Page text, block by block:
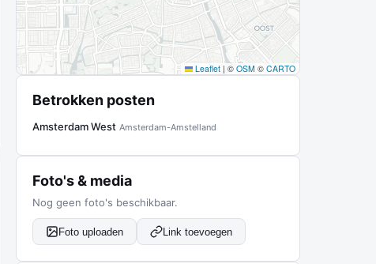
Leaflet | © OSM © CARTO
Betrokken posten
Amsterdam West Amsterdam-Amstelland
Foto's & media
Nog geen foto's beschikbaar.
Foto uploaden Link toevoegen